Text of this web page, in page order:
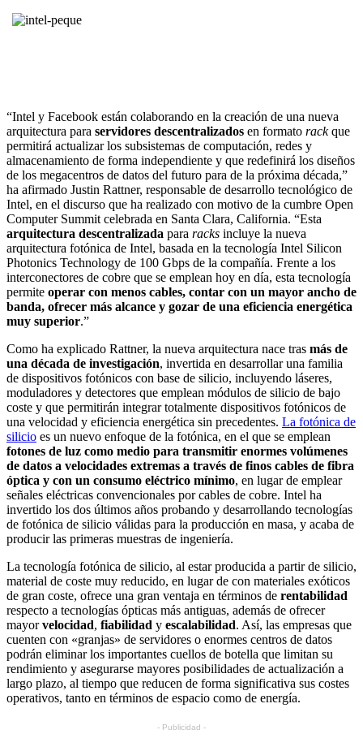
“Intel y Facebook están colaborando en la creación de una nueva
arquitectura para servidores descentralizados en formato rackque
permitirá actualizar los subsistemas de computación, redes y
almacenamiento de forma independiente y que redefinirá los diseños
de los megacentros de datos del futuro para de la próxima década,”
ha afirmado Justin Rattner, responsable de desarrollo tecnológico de
Intel, en el discurso que ha realizado con motivo de la cumbre Open
Computer Summit celebrada en Santa Clara, California. “Esta
arquitectura descentralizada para racks incluye la nueva
arquitectura fotónica de Intel, basada en la tecnología Intel Silicon
Photonics Technology de 100 Gbps de la compañía. Frente a los
interconectores de cobre que se emplean hoy en día, esta tecnología
permite operar con menos cables, contar con un mayor ancho de
banda, ofrecer más alcance y gozar de una eficiencia energética
muy superior.”
Como ha explicado Rattner, la nueva arquitectura nace tras más de
una década de investigación, invertida en desarrollar una familia
de dispositivos fotónicos con base de silicio, incluyendo láseres,
moduladores y detectores que emplean módulos de silicio de bajo
coste y que permitirán integrar totalmente dispositivos fotónicos de
una velocidad y eficiencia energética sin precedentes. La fotónica de
silicio es un nuevo enfoque de la fotónica, en el que se emplean
fotones de luz como medio para transmitir enormes volúmenes
de datos a velocidades extremas a través de finos cables de fibra
óptica y con un consumo eléctrico mínimo, en lugar de emplear
señales eléctricas convencionales por cables de cobre. Intel ha
invertido los dos últimos años probando y desarrollando tecnologías
de fotónica de silicio válidas para la producción en masa, y acaba de
producir las primeras muestras de ingeniería.
La tecnología fotónica de silicio, al estar producida a partir de silicio,
material de coste muy reducido, en lugar de con materiales exóticos
de gran coste, ofrece una gran ventaja en términos de rentabilidad
respecto a tecnologías ópticas más antiguas, además de ofrecer
mayorvelocidad, fiabilidad y escalabilidad. Así, las empresas que
cuenten con «granjas» de servidores o enormes centros de datos
podrán eliminar los importantes cuellos de botella que limitan su
rendimiento y asegurarse mayores posibilidades de actualización a
largo plazo, al tiempo que reducen de forma significativa sus costes
operativos, tanto en términos de espacio como de energía.
- Publicidad -